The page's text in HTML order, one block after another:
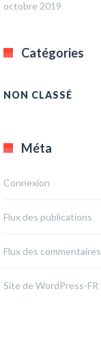
octobre 2019
Catégories
NON CLASSÉ
Méta
Connexion
Flux des publications
Flux des commentaires
Site de WordPress-FR